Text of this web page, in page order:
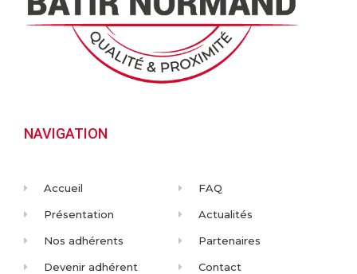
NAVIGATION
Accueil
Présentation
Nos adhérents
Devenir adhérent
FAQ
Actualités
Partenaires
Contact